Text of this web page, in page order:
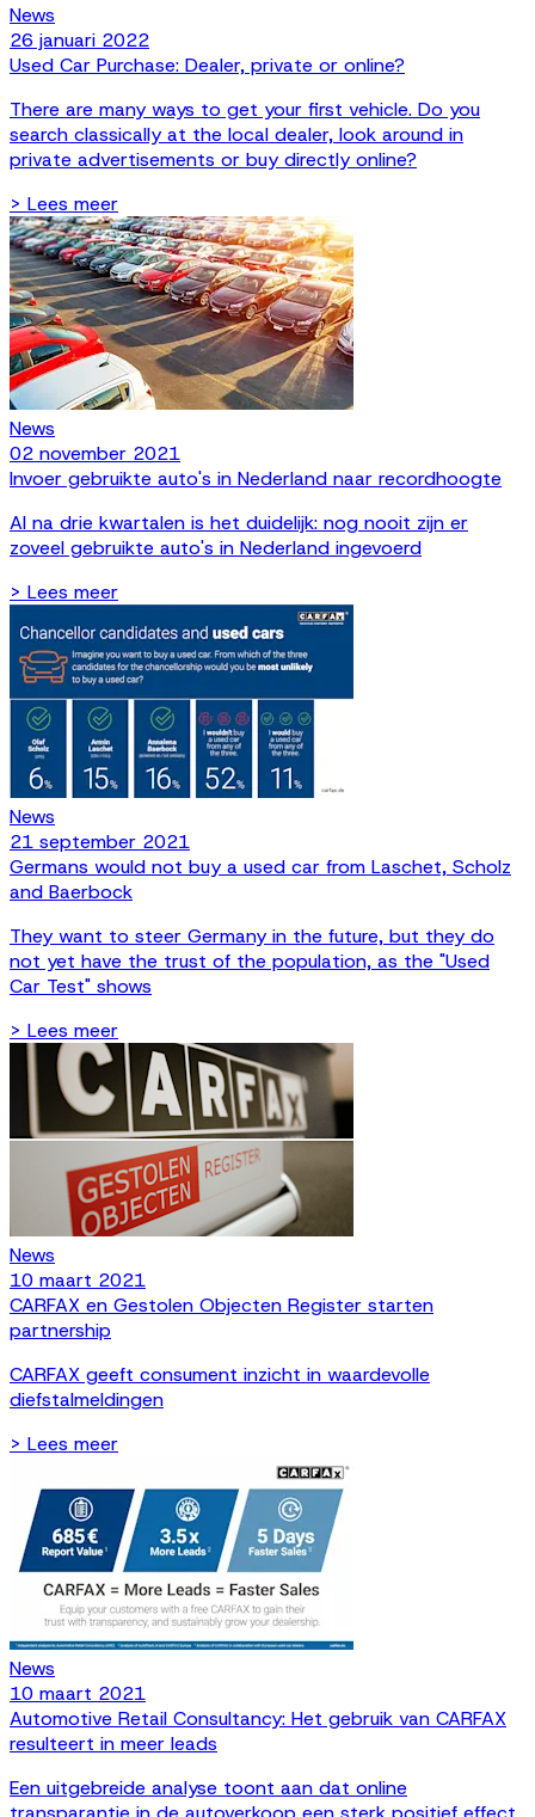
News
26 januari 2022
Used Car Purchase: Dealer, private or online?
There are many ways to get your first vehicle. Do you
search classically at the local dealer, look around in
private advertisements or buy directly online?
> Lees meer
News
02 november 2021
Invoer gebruikte auto's in Nederland naar recordhoogte
Al na drie kwartalen is het duidelijk: nog nooit zijn er
zoveel gebruikte auto's in Nederland ingevoerd
> Lees meer
News
21 september 2021
Germans would not buy a used car from Laschet, Scholz
and Baerbock
They want to steer Germany in the future, but they do
not yet have the trust of the population, as the "Used
Car Test" shows
> Lees meer
News
10 maart 2021
CARFAX en Gestolen Objecten Register starten
partnership
CARFAX geeft consument inzicht in waardevolle
diefstalmeldingen
> Lees meer
News
10 maart 2021
Automotive Retail Consultancy: Het gebruik van CARFAX
resulteert in meer leads
Een uitgebreide analyse toont aan dat online